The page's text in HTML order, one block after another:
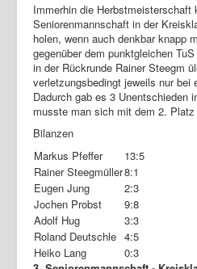
Immerhin die Herbstmeisterschaft
Seniorenmannschaft in der
holen, wenn auch denkbar knapp
gegenüber dem punktgleichen
in der Rückrunde Rainer Steegm
verletzungsbedingt jeweils nur bei
Dadurch gab es 3 Unentschieden
musste man sich mit dem 2. Platz
Bilanzen
Markus Pfeffer
13:5
Rainer Steegmüller8:1
Eugen Jung
2:3
Jochen Probst
9:8
Adolf Hug
3:3
Roland Deutschle 4:5
Heiko Lang
0:3